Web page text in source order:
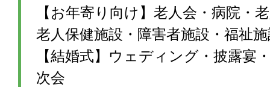
【お年寄り向け】老人会・病院・
老人保健施設・障害者施設・福祉
【結婚式】ウェディング・披露宴
次会